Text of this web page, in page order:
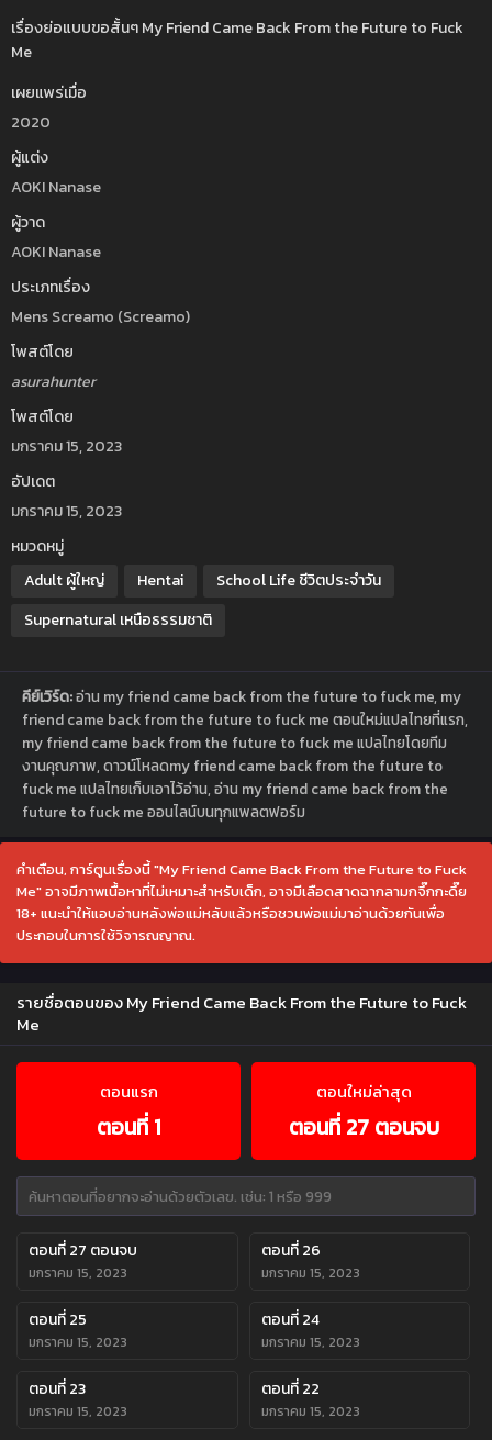
เรื่องย่อแบบขอสั้นๆ My Friend Came Back From the Future to Fuck
Me
เผยแพร่เมื่อ
2020
ผู้แต่ง
AOKI Nanase
ผู้วาด
AOKI Nanase
ประเภทเรื่อง
Mens Screamo (Screamo)
โพสต์โดย
asurahunter
โพสต์โดย
มกราคม 15, 2023
อัปเดต
มกราคม 15, 2023
หมวดหมู่
Adult ผู้ใหญ่
Hentai
School Life ชีวิตประจำวัน
Supernatural เหนือธรรมชาติ
คีย์เวิร์ด:อ่าน my friend came back from the future to fuck me, my
friend came back from the future to fuck me ตอนใหม่แปลไทยที่แรก,
my friend came back from the future to fuck me แปลไทยโดยทีม
งานคุณภาพ, ดาวน์โหลดmy friend came back from the future to
fuck me แปลไทยเก็บเอาไว้อ่าน, อ่าน my friend came back from the
future to fuck me ออนไลน์บนทุกแพลตฟอร์ม
คำเตือน, การ์ตูนเรื่องนี้ "My Friend Came Back From the Future to Fuck
Me" อาจมีภาพเนื้อหาที่ไม่เหมาะสำหรับเด็ก, อาจมีเลือดสาดฉากลามกจึ๊กกะดึ๊ย
18+ แนะนำให้แอบอ่านหลังพ่อแม่หลับแล้วหรือชวนพ่อแม่มาอ่านด้วยกันเพื่อ
ประกอบในการใช้วิจารณญาณ.
รายชื่อตอนของ My Friend Came Back From the Future to Fuck
Me
ตอนแรก
ตอนที่ 1
ตอนใหม่ล่าสุด
ตอนที่ 27 ตอนจบ
ตอนที่ 27 ตอนจบ
มกราคม 15, 2023
ตอนที่ 26
มกราคม 15, 2023
ตอนที่ 25
มกราคม 15, 2023
ตอนที่ 24
มกราคม 15, 2023
ตอนที่ 23
มกราคม 15, 2023
ตอนที่ 22
มกราคม 15, 2023